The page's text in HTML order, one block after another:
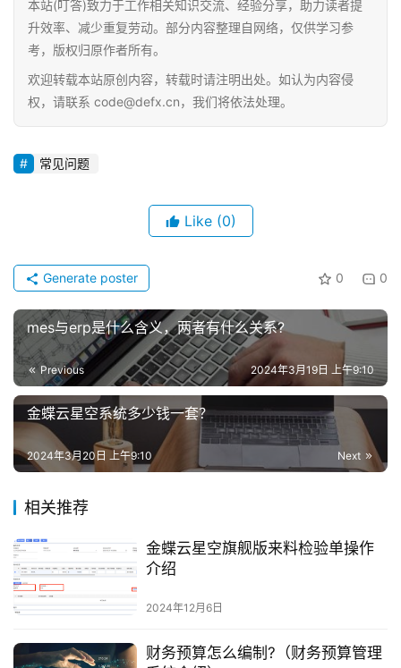
类
快
讯
问
Sign in
本站(叮答)致力于工作相关知识交流、经验分享，助力读者提
升效率、减少重复劳动。部分内容整理自网络，仅供学习参
考，版权归原作者所有。
欢迎转载本站原创内容，转载时请注明出处。如认为内容侵
权，请联系 code@defx.cn，我们将依法处理。
常见问题
Like (0)
0 0
Generate poster
mes与erp是什么含义，两者有什么关系?
Previous 2024年3月19日 上午9:10
金蝶云星空系统多少钱一套？
Next
2024年3月20日 上午9:10
相关推荐
金蝶云星空旗舰版来料检验单操作
介绍
2024年12月6日
财务预算怎么编制?（财务预算管理